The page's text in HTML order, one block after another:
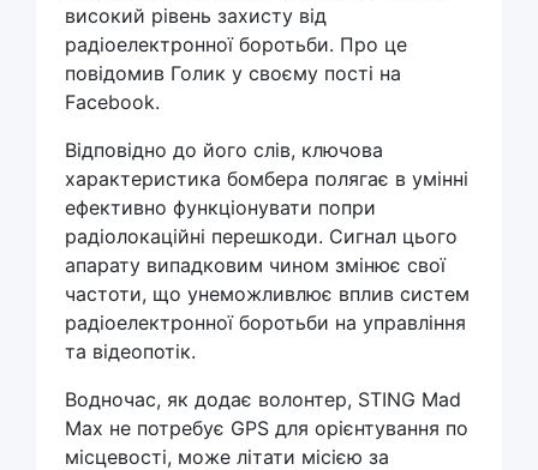
високий рівень захисту від
радіоелектронної боротьби. Про це
повідомив Голик у своєму пості на
Facebook.
Відповідно до його слів, ключова
характеристика бомбера полягає в умінні
ефективно функціонувати попри
радіолокаційні перешкоди. Сигнал цього
апарату випадковим чином змінює свої
частоти, що унеможливлює вплив систем
радіоелектронної боротьби на управління
та відеопотік.
Водночас, як додає волонтер, STING Mad
Max не потребує GPS для орієнтування по
місцевості, може літати місією за